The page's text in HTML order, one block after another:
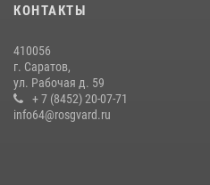
Росгвардии состоялся
Крещения Руси
28 июля 2026, 13:25
КОНТАКТЫ
410056
г. Саратов,
ул. Рабочая д. 59
+ 7 (8452) 20-07-71
info64@rosgvard.ru